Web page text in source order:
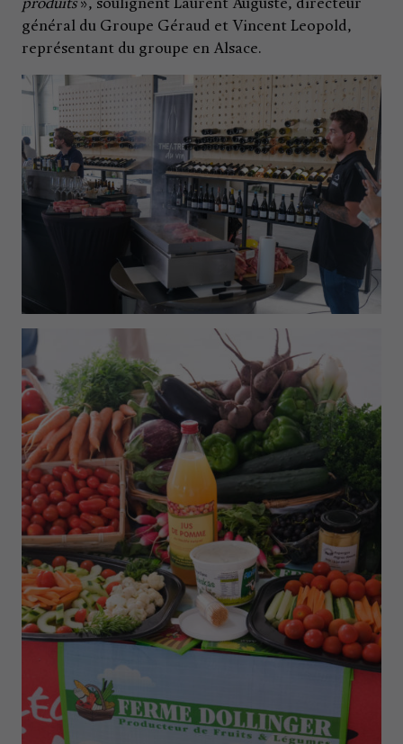
produits», soulignent Laurent Auguste, directeur
général du Groupe Géraud et Vincent Leopold,
représentant du groupe en Alsace.